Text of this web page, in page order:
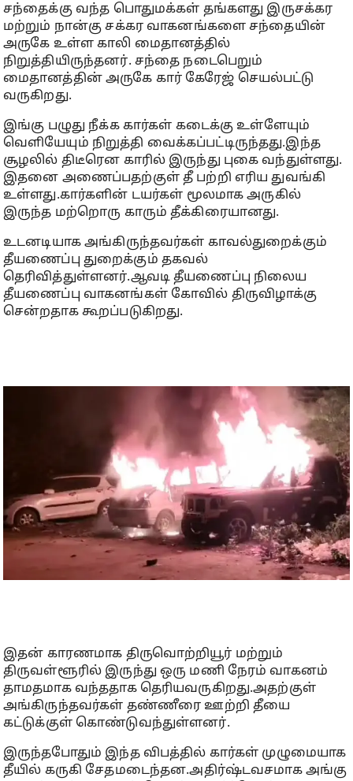
சந்தைக்கு வந்த பொதுமக்கள் தங்களது இருசக்கர
மற்றும் நான்கு சக்கர வாகனங்களை சந்தையின்
அருகே உள்ள காலி மைதானத்தில்
நிறுத்தியிருந்தனர். சந்தை நடைபெறும்
மைதானத்தின் அருகே கார் கேரேஜ் செயல்பட்டு
வருகிறது.
இங்கு பழுது நீக்க கார்கள் கடைக்கு உள்ளேயும்
வெளியேயும் நிறுத்தி வைக்கப்பட்டிருந்தது.இந்த
சூழலில் திடீரென காரில் இருந்து புகை வந்துள்ளது.
இதனை அணைப்பதற்குள் தீ பற்றி எரிய துவங்கி
உள்ளது.கார்களின் டயர்கள் மூலமாக அருகில்
இருந்த மற்றொரு காரும் தீக்கிரையானது.
உடனடியாக அங்கிருந்தவர்கள் காவல்துறைக்கும்
தீயணைப்பு துறைக்கும் தகவல்
தெரிவித்துள்ளனர்.ஆவடி தீயணைப்பு நிலைய
தீயணைப்பு வாகனங்கள் கோவில் திருவிழாக்கு
சென்றதாக கூறப்படுகிறது.
இதன் காரணமாக திருவொற்றியூர் மற்றும்
திருவள்ளூரில் இருந்து ஒரு மணி நேரம் வாகனம்
தாமதமாக வந்ததாக தெரியவருகிறது.அதற்குள்
அங்கிருந்தவர்கள் தண்ணீரை ஊற்றி தீயை
கட்டுக்குள் கொண்டுவந்துள்ளனர்.
இருந்தபோதும் இந்த விபத்தில் கார்கள் முழுமையாக
தீயில் கருகி சேதமடைந்தன.அதிர்ஷ்டவசமாக அங்கு